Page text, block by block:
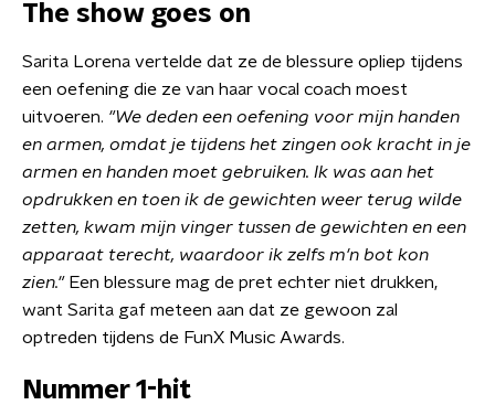
The show goes on
Sarita Lorena vertelde dat ze de blessure opliep tijdens
een oefening die ze van haar vocal coach moest
uitvoeren. "We deden een oefening voor mijn handen
en armen, omdat je tijdens het zingen ook kracht in je
armen en handen moet gebruiken. Ik was aan het
opdrukken en toen ik de gewichten weer terug wilde
zetten, kwam mijn vinger tussen de gewichten en een
apparaat terecht, waardoor ik zelfs m'n bot kon
zien."Een blessure mag de pret echter niet drukken,
want Sarita gaf meteen aan dat ze gewoon zal
optreden tijdens de FunX Music Awards.
Nummer 1-hit